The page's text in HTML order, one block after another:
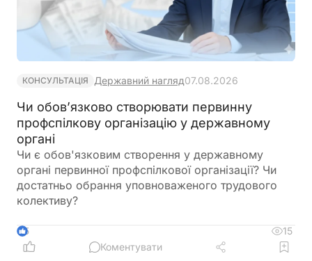
КОНСУЛЬТАЦІЯ Державний нагляд07.08.2026
Чи обов’язково створювати первинну
профспілкову організацію у державному
органі
Чи є обов'язковим створення у державному
органі первинної профспілкової організації? Чи
достатньо обрання уповноваженого трудового
колективу?
5
15
Коментувати